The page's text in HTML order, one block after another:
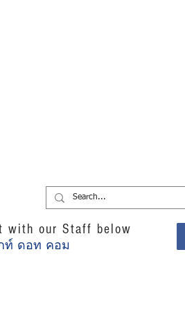
with our Staff below
ท์ ดอท คอม